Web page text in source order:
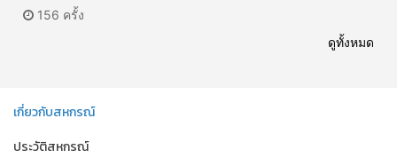
156 ครั้ง
ดูทั้งหมด
เกี่ยวกับสหกรณ์
ประวัติสหกรณ์